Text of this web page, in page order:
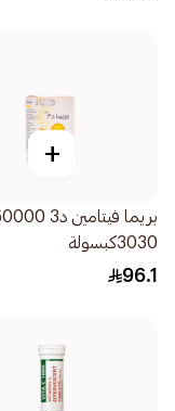
+
3030كبسولة
96.1